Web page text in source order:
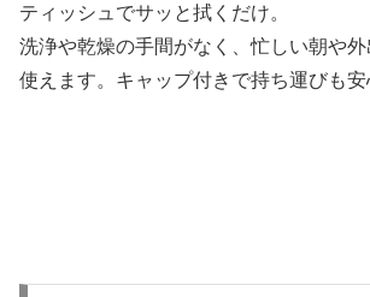
ティッシュでサッと拭くだけ。
洗浄や乾燥の手間がなく、忙しい朝や
使えます。キャップ付きで持ち運びも安